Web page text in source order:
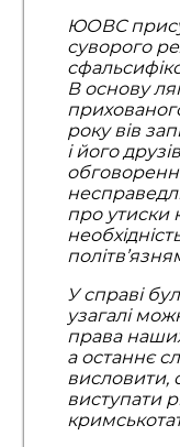
ЮОВС
суворого
В основу
року вів
і його
про утиски
У справі
узагалі
права
а останнє
висловити,
виступати